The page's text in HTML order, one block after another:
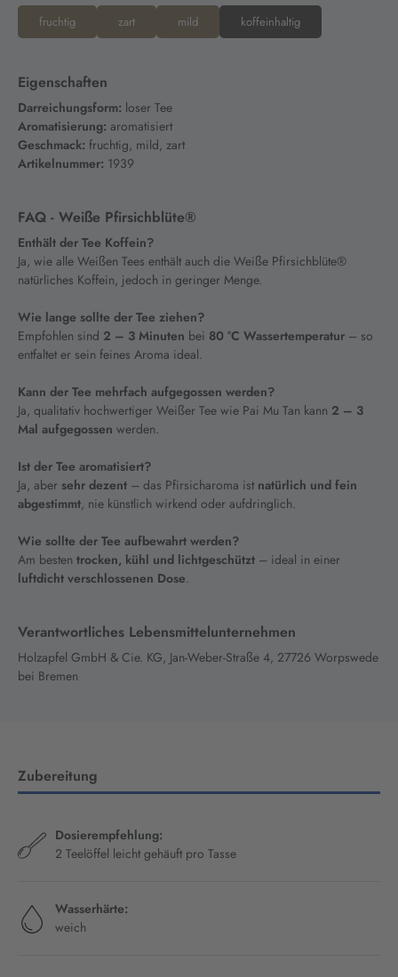
fruchtig zart mild koffeinhaltig
Eigenschaften
Darreichungsform: loser Tee
Aromatisierung: aromatisiert
Geschmack: fruchtig, mild, zart
Artikelnummer: 1939
FAQ - Weiße Pfirsichblüte®
Enthält der Tee Koffein?
Ja, wie alle Weißen Tees enthält auch die Weiße Pfirsichblüte®
natürliches Koffein, jedoch in geringer Menge.
Wie lange sollte der Tee ziehen?
Empfohlen sind 2 – 3 Minuten bei 80 °C Wassertemperatur – so
entfaltet er sein feines Aroma ideal.
Kann der Tee mehrfach aufgegossen werden?
Ja, qualitativ hochwertiger Weißer Tee wie Pai Mu Tan kann 2 – 3
Mal aufgegossen werden.
Ist der Tee aromatisiert?
Ja, aber sehr dezent – das Pfirsicharoma ist natürlich und fein
abgestimmt, nie künstlich wirkend oder aufdringlich.
Wie sollte der Tee aufbewahrt werden?
Am besten trocken, kühl und lichtgeschützt – ideal in einer
luftdicht verschlossenen Dose.
Verantwortliches Lebensmittelunternehmen
Holzapfel GmbH & Cie. KG, Jan-Weber-Straße 4, 27726 Worpswede
bei Bremen
Zubereitung
Dosierempfehlung:
2 Teelöffel leicht gehäuft pro Tasse
Wasserhärte:
weich